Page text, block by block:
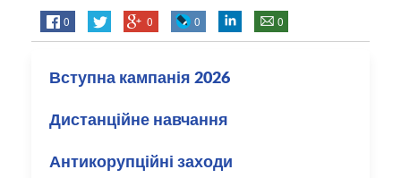
0 0 0 0
Вступна кампанія 2026
Дистанційне навчання
Антикорупційні заходи